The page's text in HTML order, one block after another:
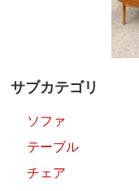
サブカテゴリ
ソファ
テーブル
チェア